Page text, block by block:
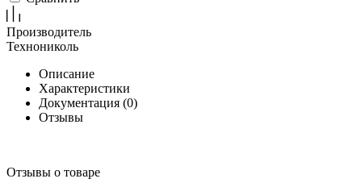
Производитель
Технониколь
Описание
Характеристики
Документация (0)
Отзывы
Отзывы о товаре